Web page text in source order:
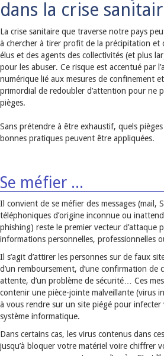
dans la crise
La crise sanitaire que traverse notre pays
à chercher à tirer profit de la précipitation et
élus et des agents des collectivités (et plus
pour les abuser. Ce risque est accentué par
numérique lié aux mesures de confinement
primordial de redoubler d’attention pour ne
pièges.
Sans prétendre à être exhaustif, quels
bonnes pratiques peuvent être appliquées.
Se méfier ...
Il convient de se méfier des messages (mail,
téléphoniques d’origine inconnue ou
phishing) reste le premier vecteur d’attaque
informations personnelles, professionnelles
Il s’agit d’attirer les personnes sur de faux
d’un remboursement, d’une confirmation de
attente, d’un problème de sécurité… Ces
contenir une pièce-jointe malveillante (virus
à vous rendre sur un site piégé pour
système informatique.
Dans certains cas, les virus contenus dans
jusqu’à bloquer votre matériel voire chiffrer